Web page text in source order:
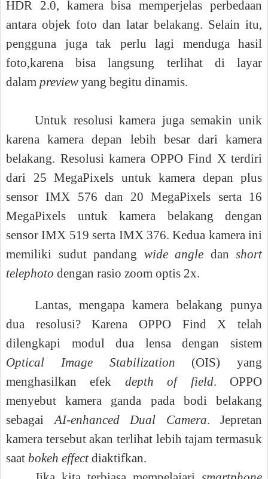
HDR 2.0, kamera bisa memperjelas perbedaan
antara objek foto dan latar belakang. Selain itu,
pengguna juga tak perlu lagi menduga hasil
foto,karena bisa langsung terlihat di layar
dalam preview yang begitu dinamis.
Untuk resolusi kamera juga semakin unik
karena kamera depan lebih besar dari kamera
belakang. Resolusi kamera OPPO Find X terdiri
dari 25 MegaPixels untuk kamera depan plus
sensor IMX 576 dan 20 MegaPixels serta 16
MegaPixels untuk kamera belakang dengan
sensor IMX 519 serta IMX 376.Kedua kamera ini
memiliki sudut pandang wide angle dan short
telephoto dengan rasio zoom optis 2x.
Lantas, mengapa kamera belakang punya
dua resolusi? Karena OPPO Find X telah
dilengkapi modul dua lensa dengan sistem
Optical Image Stabilization (OIS) yang
menghasilkan efek depth of field. OPPO
menyebut kamera ganda pada bodi belakang
sebagai AI-enhanced Dual Camera. Jepretan
kamera tersebut akan terlihat lebih tajam termasuk
saat bokeh effectdiaktifkan.